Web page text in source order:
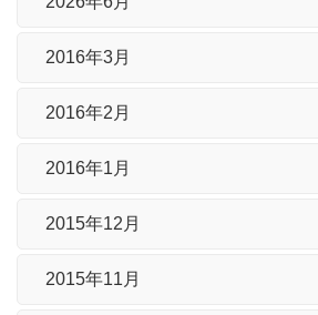
2016年3月
2016年2月
2016年1月
2015年12月
2015年11月